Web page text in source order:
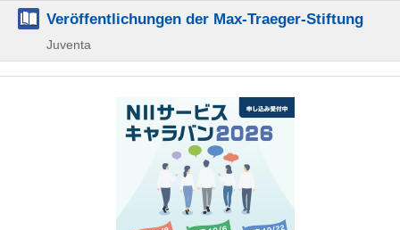
Veröffentlichungen der Max-Traeger-Stiftung
Juventa